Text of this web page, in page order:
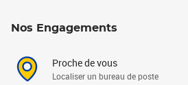
Nos Engagements
Proche de vous
Localiser un bureau de poste